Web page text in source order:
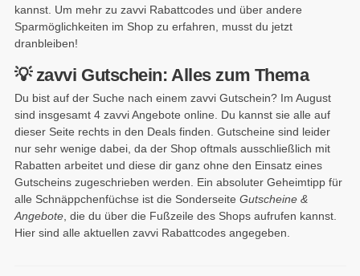
kannst. Um mehr zu zavvi Rabattcodes und über andere
Sparmöglichkeiten im Shop zu erfahren, musst du jetzt
dranbleiben!
💡 zavvi Gutschein: Alles zum Thema
Du bist auf der Suche nach einem zavvi Gutschein? Im August
sind insgesamt 4 zavvi Angebote online. Du kannst sie alle auf
dieser Seite rechts in den Deals finden. Gutscheine sind leider
nur sehr wenige dabei, da der Shop oftmals ausschließlich mit
Rabatten arbeitet und diese dir ganz ohne den Einsatz eines
Gutscheins zugeschrieben werden. Ein absoluter Geheimtipp für
alle Schnäppchenfüchse ist die Sonderseite Gutscheine &
Angebote, die du über die Fußzeile des Shops aufrufen kannst.
Hier sind alle aktuellen zavvi Rabattcodes angegeben.